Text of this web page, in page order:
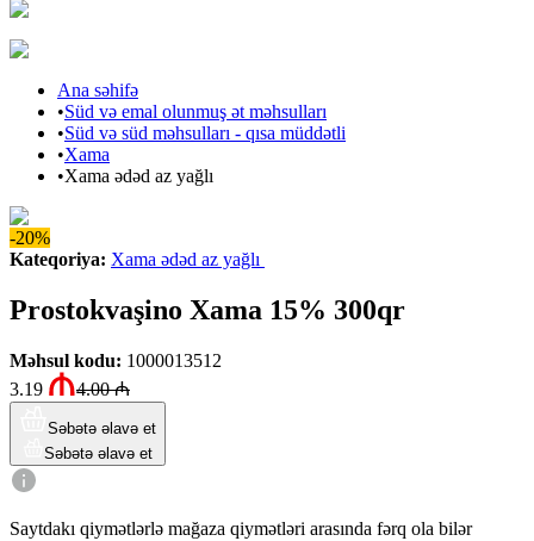
Ana səhifə
•Süd və emal olunmuş ət məhsulları
•Süd və süd məhsulları - qısa müddətli
•Xama
•Xama ədəd az yağlı
-20%
Kateqoriya: Xama ədəd az yağlı
Prostokvaşino Xama 15% 300qr
Məhsul kodu: 1000013512
3.19
4.00₼
Səbətə əlavə et
Səbətə əlavə et
Saytdakı qiymətlərlə mağaza qiymətləri arasında fərq ola bilər